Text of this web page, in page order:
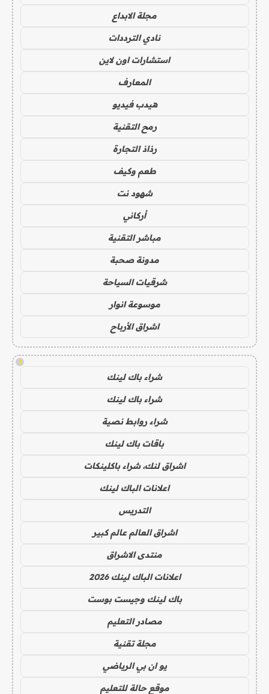
مجلة الابداع
نادي الترددات
استشارات اون لاين
المعارف
هيدب فيديو
رمح التقنية
رذاذ التجارة
طعم وكيف
شهود نت
أركاني
مباشر التقنية
مدونة صحبة
شرقيات السياحة
موسوعة انوار
اشراق الأرباح
!
شراء باك لينك
شراء باك لينك
شراء روابط نصية
باقات باك لينك
اشراق لنك، شراء باكلينكات
اعلانات الباك لينك
التدريس
اشراق العالم عالم كبير
منتدى الاشراق
اعلانات الباك لينك 2026
باك لينك وجيست بوست
مصادر التعليم
مجلة تقنية
يو ان بي الرياضي
موقع حالة للتعليم